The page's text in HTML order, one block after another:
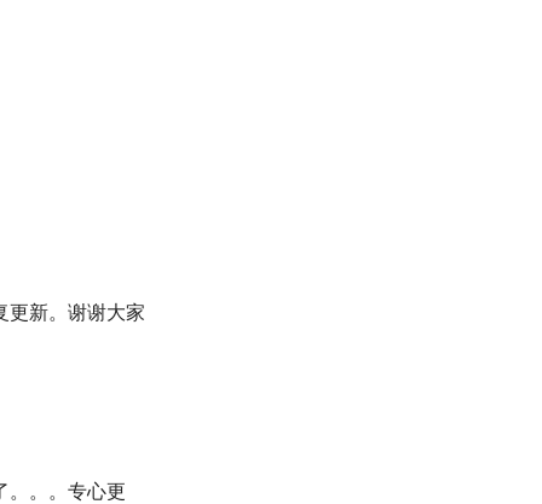
更新。谢谢大家
。。。专心更